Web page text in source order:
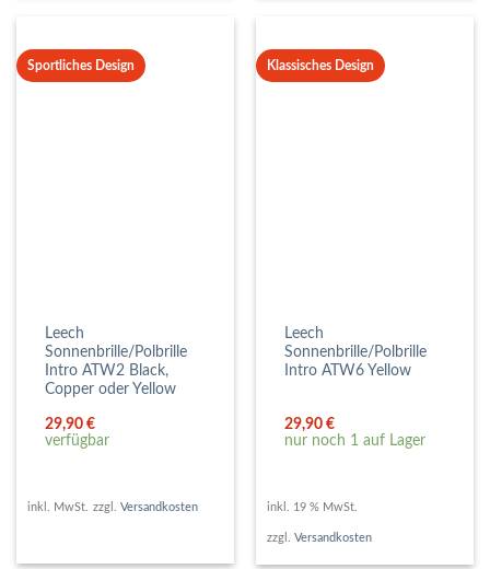
Sportliches Design
Leech
Sonnenbrille/Polbrille
Intro ATW2 Black,
Copper oder Yellow
29,90€
verfügbar
inkl. MwSt. zzgl. Versandkosten
Klassisches Design
Leech
Sonnenbrille/Polbrille
Intro ATW6 Yellow
29,90€
nur noch 1 auf Lager
inkl. 19 % MwSt.
zzgl. Versandkosten